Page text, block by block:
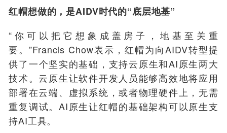
红帽想做的，是AIDV时代的“底层地基”
“你可以把它想象成盖房子，地基至关重
要。”Francis Chow表示，红帽为向AIDV转型提
供了一个坚实的基础，支持云原生和AI原生两大
技术。云原生让软件开发人员能够高效地将应用
部署在云端、虚拟系统，或者物理硬件上，无需
重复调试。AI原生让红帽的基础架构可以原生支
持AI工具。